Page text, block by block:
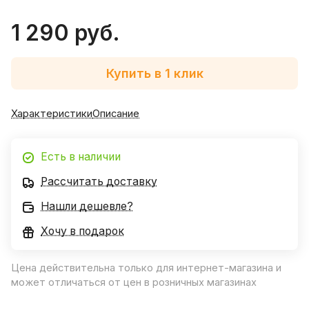
1 290 руб.
Купить в 1 клик
ХарактеристикиОписание
Есть в наличии
Рассчитать доставку
Нашли дешевле?
Хочу в подарок
Цена действительна только для интернет-магазина и
может отличаться от цен в розничных магазинах